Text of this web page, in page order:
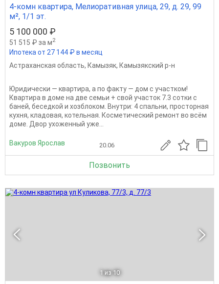
4-комн квартира, Мелиоративная улица, 29, д. 29, 99
м², 1/1 эт.
5 100 000 ₽
51 515 ₽ за м2
Ипотека от 27 144 ₽ в месяц
Астраханская область, Камызяк, Камызякский р-н
Юридически — квартира, а по факту — дом с участком!
Квартира в доме на две семьи + свой участок 7.3 сотки с
баней, беседкой и хозблоком. Внутри: 4 спальни, просторная
кухня, кладовая, котельная. Косметический ремонт во всём
доме. Двор ухоженный уже...
Вакуров Ярослав 20.06
Позвонить
1 из 10